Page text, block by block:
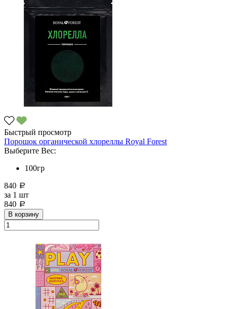
Быстрый просмотр
Порошок органической хлореллы Royal Forest
Выберите Вес:
100гр
840 a
за 1 шт
840 a
В корзину